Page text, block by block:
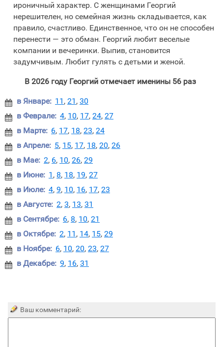
ироничный характер. С женщинами Георгий
нерешителен, но семейная жизнь складывается, как
правило, счастливо. Единственное, что он не способен
перенести — это обман. Георгий любит веселые
компании и вечеринки. Выпив, становится
задумчивым. Любит гулять с детьми и женой.
В 2026 году Георгий отмечает именины 56 раз
 в Январе: 11 , 21 , 30
 в Феврале: 4, 10, 17, 24, 27
 в Марте: 6, 17, 18, 23, 24
 в Апреле: 5, 15, 17, 18, 20, 26
 в Мае: 2, 6, 10, 26, 29
 в Июне: 1 , 8, 18, 19, 27
 в Июле: 4, 9, 10, 16, 17, 23
 в Августе: 2, 3, 13, 31
 в Сентябре: 6, 8, 10, 21
 в Октябре: 2, 11 , 14, 15, 29
 в Ноябре: 6, 10, 20, 23, 27
 в Декабре: 9, 16, 31
Ваш комментарий: